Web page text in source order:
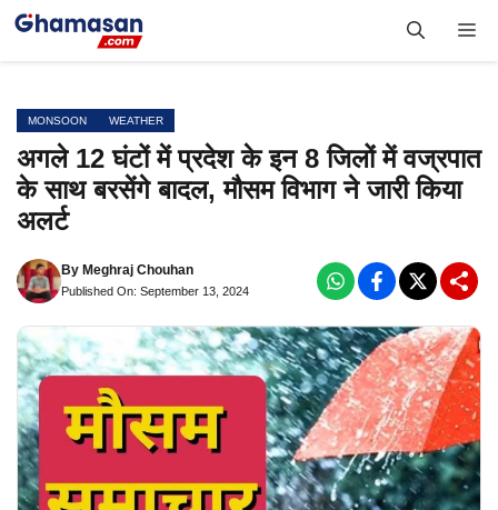
Skip
MONSOON WEATHER
अगले 12 घंटों में प्रदेश के इन 8 जिलों में वज्रपात
के साथ बरसेंगे बादल, मौसम विभाग ने जारी किया
अलर्ट
By Meghraj Chouhan
Published On: September 13, 2024